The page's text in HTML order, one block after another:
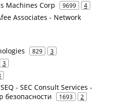
Machines Corp 9699 4
Associates - Network
829 3
3
- SEC Consult Services -
1693 2